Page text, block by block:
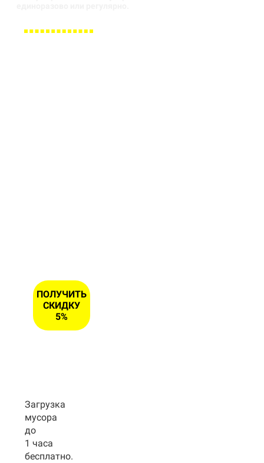
ПОЛУЧИТЬ
СКИДКУ
5%
Загрузка
мусора
до
1 часа
бесплатно.